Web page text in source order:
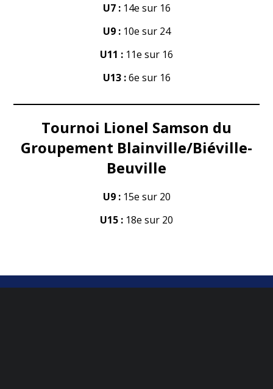
U7 :14e sur 16
U9 :10e sur 24
U11 : 11e sur 16
U13 :6e sur 16
Tournoi Lionel Samson du
Groupement Blainville/Biéville-
Beuville
U9 :15e sur 20
U15 : 18e sur 20